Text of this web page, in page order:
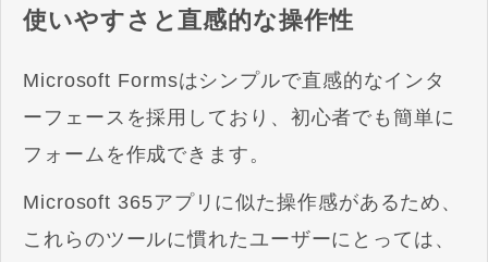
使いやすさと直感的な操作性
Microsoft Formsはシンプルで直感的なインタ
ーフェースを採用しており、初心者でも簡単に
フォームを作成できます。
Microsoft 365アプリに似た操作感があるため、
これらのツールに慣れたユーザーにとっては、